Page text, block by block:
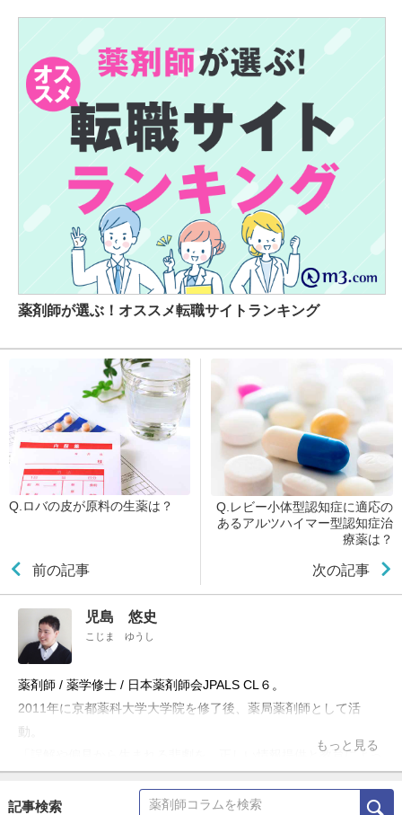
薬剤師が選ぶ！オススメ転職サイトランキング
Q.ロバの皮が原料の生薬は？
前の記事
Q.レビー小体型認知症に適応の
あるアルツハイマー型認知症治
療薬は？
次の記事
児島 悠史
こじま ゆうし
薬剤師 / 薬学修士 / 日本薬剤師会JPALS CL６。
2011年に京都薬科大学大学院を修了後、薬局薬剤師として活
動。
「誤解や偏見から生まれる悲劇を、正しい情報提供と教育によっ
Information」やTwitter「@Fizz_DI」を使って科学的根拠に基づ
もっと見る
記事検索